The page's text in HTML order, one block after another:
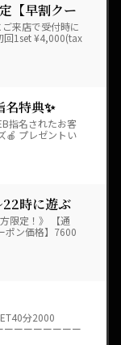
【早割クー
来店で受付時に
回1set ¥4,000(tax
特典✨
指名されたお客
🍎 プレゼントい
したいキャスト
時に遊ぶ
限定！》 【通
ポン価格】7600
＊エントラ
分2000
ーーーーーーー